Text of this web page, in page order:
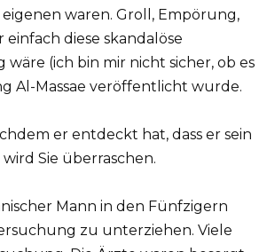
waren. Groll, Empörung,
diese skandalöse
(ich bin mir nicht sicher, ob es
Al-Massae veröffentlicht wurde.
Mann in den Fünfzigern
zu unterziehen. Viele